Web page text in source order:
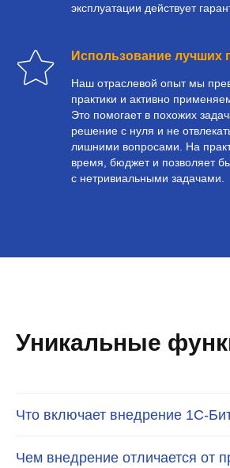
эксплуатации действует
Использование лучших
Наш отраслевой опыт мы
практики и активно
Это помогает в похожих
решение с нуля и не
лишними вопросами. На
время, бюджет и позволяет
с нетривиальными задачами.
Уникальные
Что включает внедрение 1С-
Чем внедрение отличается от